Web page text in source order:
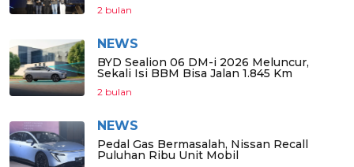
2 bulan
NEWS
BYD Sealion 06 DM-i 2026 Meluncur,
Sekali Isi BBM Bisa Jalan 1.845 Km
2 bulan
NEWS
Pedal Gas Bermasalah, Nissan Recall
Puluhan Ribu Unit Mobil